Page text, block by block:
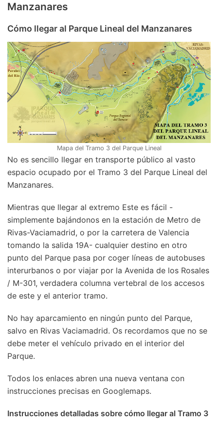
Manzanares
Cómo llegar al Parque Lineal del Manzanares
Mapa del Tramo 3 del Parque Lineal
No es sencillo llegar en transporte público al vasto
espacio ocupado por el Tramo 3 del Parque Lineal del
Manzanares.
Mientras que llegar al extremo Este es fácil -
simplemente bajándonos en la estación de Metro de
Rivas-Vaciamadrid, o por la carretera de Valencia
tomando la salida 19A- cualquier destino en otro
punto del Parque pasa por coger líneas de autobuses
interurbanos o por viajar por la Avenida de los Rosales
/ M-301, verdadera columna vertebral de los accesos
de este y el anterior tramo.
No hay aparcamiento en ningún punto del Parque,
salvo en Rivas Vaciamadrid. Os recordamos que no se
debe meter el vehículo privado en el interior del
Parque.
Todos los enlaces abren una nueva ventana con
instrucciones precisas en Googlemaps.
Instrucciones detalladas sobre cómo llegar al Tramo 3